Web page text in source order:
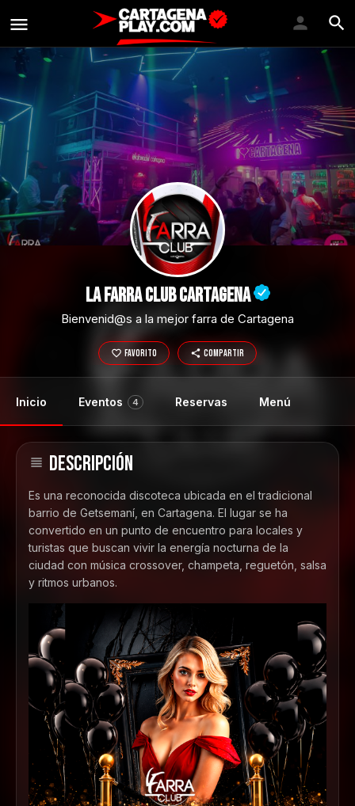
LA FARRA CLUB CARTAGENA
Bienvenid@s a la mejor farra de Cartagena
Favorito Compartir
Inicio Eventos 4 Reservas Menú
DESCRIPCIÓN
Es una reconocida discoteca ubicada en el tradicional
barrio de Getsemaní, en Cartagena. El lugar se ha
convertido en un punto de encuentro para locales y
turistas que buscan vivir la energía nocturna de la
ciudad con música crossover, champeta, reguetón, salsa
y ritmos urbanos.